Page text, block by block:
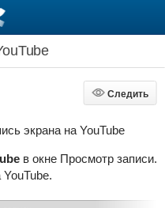
Следить
Следить
экрана на YouTube
в окне Просмотр записи.
YouTube.